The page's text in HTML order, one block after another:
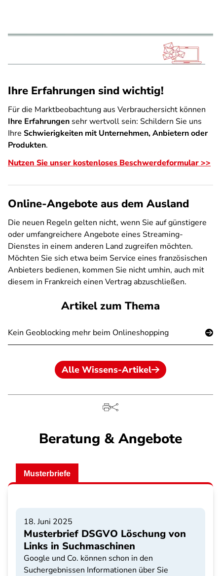
Ihre Erfahrungen sind wichtig!
Für die Marktbeobachtung aus Verbrauchersicht können
Ihre Erfahrungen sehr wertvoll sein: Schildern Sie uns
Ihre Schwierigkeiten mit Unternehmen, Anbietern oder
Produkten.
Nutzen Sie unser kostenloses Beschwerdeformular >>
Online-Angebote aus dem Ausland
Die neuen Regeln gelten nicht, wenn Sie auf günstigere
oder umfangreichere Angebote eines Streaming-
Dienstes in einem anderen Land zugreifen möchten.
Möchten Sie sich etwa beim Service eines französischen
Anbieters bedienen, kommen Sie nicht umhin, auch mit
diesem in Frankreich einen Vertrag abzuschließen.
Artikel zum Thema
Kein Geoblocking mehr beim Onlineshopping
Alle Wissens-Artikel
Beratung & Angebote
Musterbriefe
18. Juni 2025
Musterbrief DSGVO Löschung von
Links in Suchmaschinen
Google und Co. können schon in den
Suchergebnissen Informationen über Sie